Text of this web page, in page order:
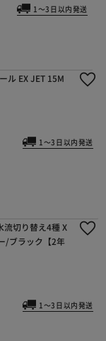
1～3日以内発送
ル EX JET 15M
1～3日以内発送
流切り替え4種 X
/ブラック【2年
1～3日以内発送